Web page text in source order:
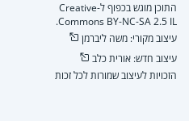
התוכן מוגש בכפוף ל-Creative
Commons BY-NC-SA 2.5 IL.
עיצוב מקורי: משה ליברמן
עיצוב חדש: אורית כלב
הזכויות לעיצוב שמורות לכל זכות